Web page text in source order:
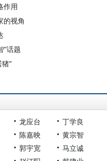
作用
的视角
”话题
”
龙应台
丁学良
陈嘉映
黄宗智
郭宇宽
马立诚